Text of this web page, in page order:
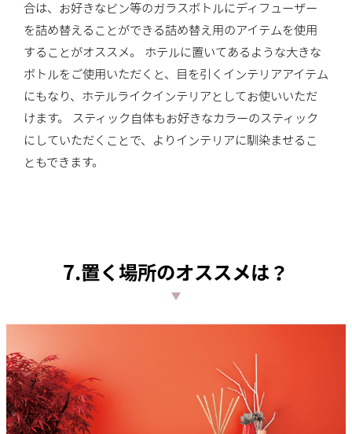
合は、お好きなビン等のガラスボトルにディフューザー
を詰め替えることができる詰め替え用のアイテムを使用
することがオススメ。 ホテルに置いてあるような大きな
ボトルをご使用いただくと、目を引くインテリアアイテム
にもなり、ホテルライクインテリアとしてお使いいただ
けます。 スティック自体もお好きなカラーのスティック
にしていただくことで、よりインテリアに馴染ませるこ
ともできます。
7.置く場所のオススメは？